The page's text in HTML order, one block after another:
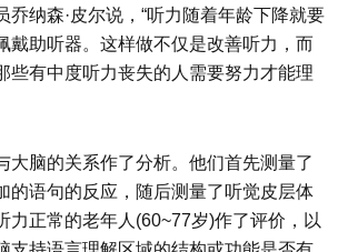
乔纳森·皮尔说，“听力随着年龄下降就要
戴助听器。这样做不仅是改善听力，而
些有中度听力丧失的人需要努力才能理
大脑的关系作了分析。他们首先测量了
的语句的反应，随后测量了听觉皮层体
力正常的老年人(60~77岁)作了评价，以